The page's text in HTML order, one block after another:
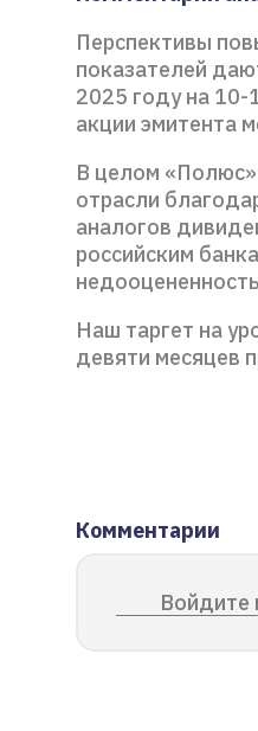
Перспективы
показателей
2025 году на 10-
акции эмитента
В целом
отрасли
аналогов
российским
Наш таргет на
девяти месяцев
Комментарии
Войдите